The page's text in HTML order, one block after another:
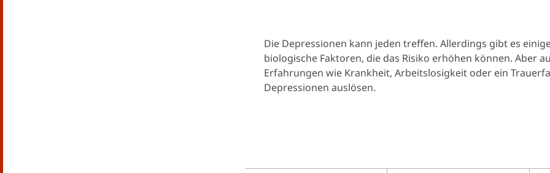
Die Depressionen kann jeden treffen. Allerdings gibt es
biologische Faktoren, die das Risiko erhöhen können. Aber
Erfahrungen wie Krankheit, Arbeitslosigkeit oder ein
Depressionen auslösen.